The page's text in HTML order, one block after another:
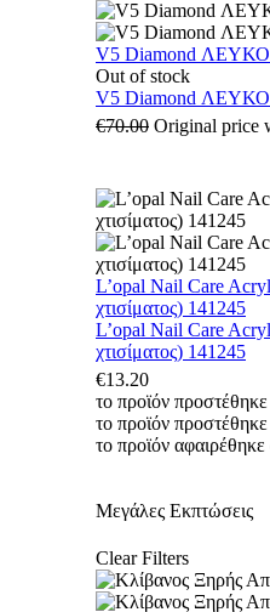
V5 Diamond ΛΕΥΚΟ
Out of stock
V5 Diamond ΛΕΥΚΟ
€70.00 Original price
L’opal Nail Care
χτισίματος) 141245
L’opal Nail Care
χτισίματος) 141245
€13.20
το προϊόν
το προϊόν
το προϊόν
Μεγάλες Εκπτώσεις
Clear Filters